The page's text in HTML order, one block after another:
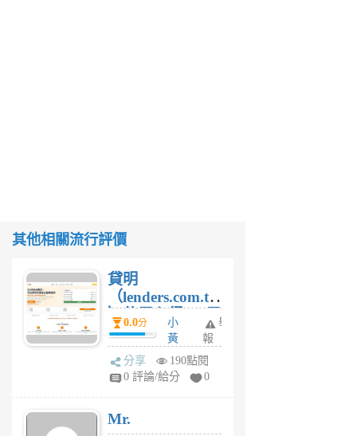
其他相關流行評價
貸明
（lenders.com.tw
）使用心得 — 民
間貸款比較平台
體驗
0.0分
小
黃
蜂
1
舉
報
分享
190點閱
0 評論/給分
0
Mr.